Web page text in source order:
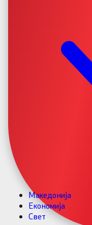
Македонија
Економија
Свет